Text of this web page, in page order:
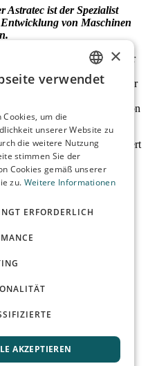
Astratec ist der Spezialist
von Maschinen
Erfahrungen mit der
Schweißkalibern
überaus geeigneter Partner für
hebt sich nicht nur mit
auch mit der Herstellung von
auch für Sie einen Mehrwert
deutlich.
Tipps
hat begonnen
2019
Konzept
Belgien | Tel.+32(0)51 72 24
DUTCH
FRENCH
×
verwendet
um die
unserer Website zu
die weitere Nutzung
stimmen Sie der
Cookies gemäß unserer
zu. Weitere Informationen
ERFORDERLICH
AKZEPTIEREN